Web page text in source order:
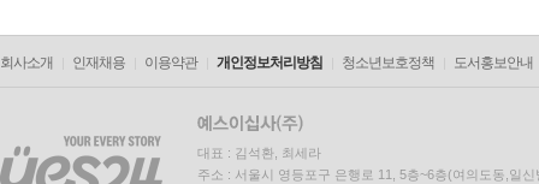
회사소개 인재채용 이용약관 개인정보처리방침 청소년보호정책 도서홍보안내
대표 : 김석환, 최세라
주소 : 서울시 영등포구 은행로 11, 5층~6층(여의도동,일신